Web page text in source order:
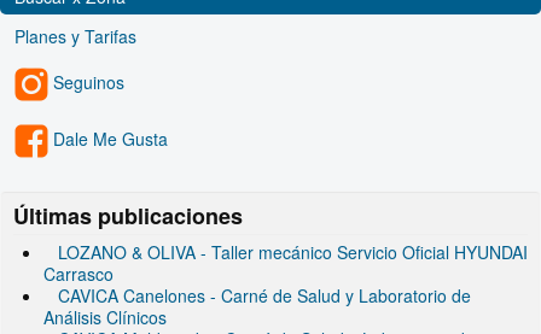
Planes y Tarifas
Seguinos
Dale Me Gusta
Últimas publicaciones
LOZANO & OLIVA - Taller mecánico Servicio Oficial HYUNDAI
Carrasco
CAVICA Canelones - Carné de Salud y Laboratorio de
Análisis Clínicos